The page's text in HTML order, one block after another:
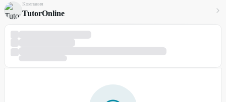
Компания
TutorOnline